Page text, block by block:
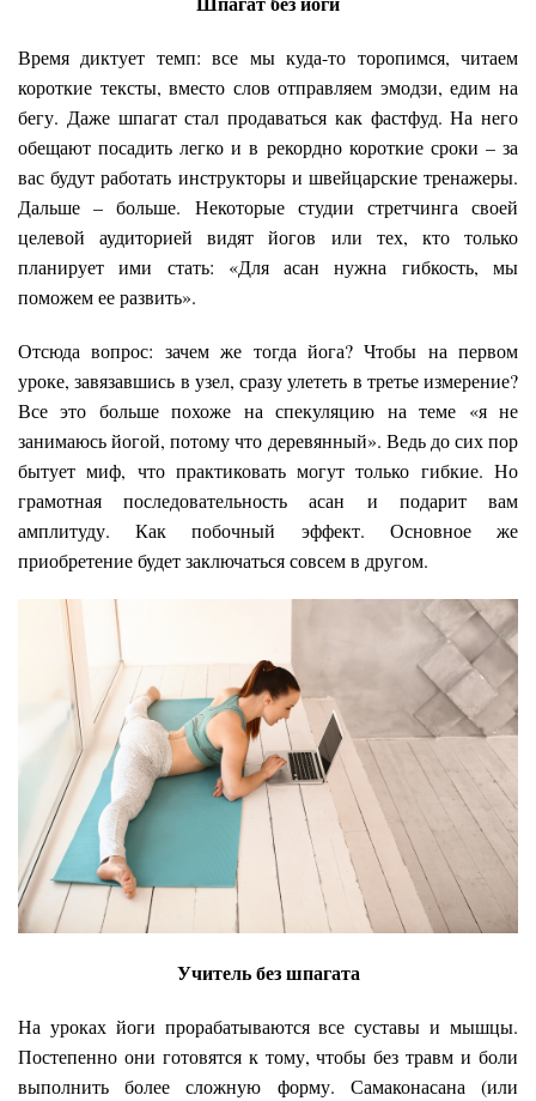
Время диктует темп: все мы куда-то торопимся, читаем
короткие тексты, вместо слов отправляем эмодзи, едим на
бегу. Даже шпагат стал продаваться как фастфуд. На него
обещают посадить легко и в рекордно короткие сроки – за
вас будут работать инструкторы и швейцарские тренажеры.
Дальше – больше. Некоторые студии стретчинга своей
целевой аудиторией видят йогов или тех, кто только
планирует ими стать: «Для асан нужна гибкость, мы
поможем ее развить».
Отсюда вопрос: зачем же тогда йога? Чтобы на первом
уроке, завязавшись в узел, сразу улететь в третье измерение?
Все это больше похоже на спекуляцию на теме «я не
занимаюсь йогой, потому что деревянный». Ведь до сих пор
бытует миф, что практиковать могут только гибкие. Но
грамотная последовательность асан и подарит вам
амплитуду. Как побочный эффект. Основное же
приобретение будет заключаться совсем в другом.
Учитель без шпагата
На уроках йоги прорабатываются все суставы и мышцы.
Постепенно они готовятся к тому, чтобы без травм и боли
выполнить более сложную форму. Самаконасана (или